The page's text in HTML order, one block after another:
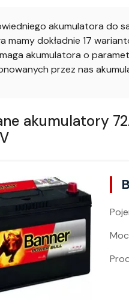
akumulatora do
mamy dokładnie 17
akumulatora o
przez nas
akumulatory